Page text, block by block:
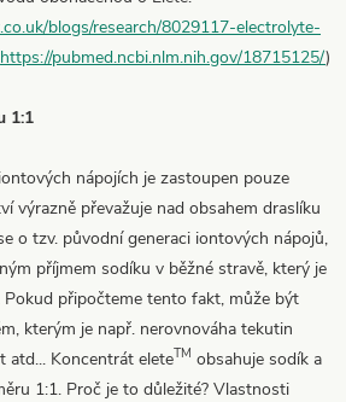
blogs/research/8029117-electrolyte-
https://pubmed.ncbi.nlm.nih.gov/18715125/)
1:1
nápojích je zastoupen pouze
výrazně převažuje nad obsahem draslíku
o tzv. původní generaci iontových nápojů,
příjmem sodíku v běžné stravě, který je
Pokud připočteme tento fakt, může být
kterým je např. nerovnováha tekutin
atd... Koncentrát eleteTM obsahuje sodík a
1:1. Proč je to důležité? Vlastnosti